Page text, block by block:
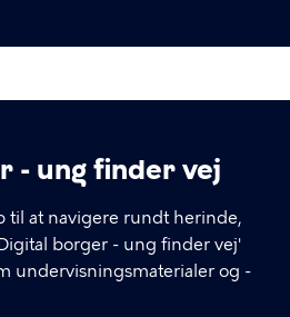
- ung finder vej
at navigere rundt herinde,
borger - ung finder vej'
undervisningsmaterialer og -